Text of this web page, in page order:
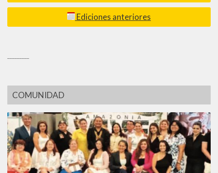
Ediciones anteriores
COMUNIDAD